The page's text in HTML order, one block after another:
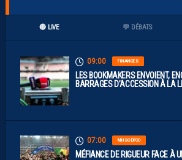
🔴 LIVE 💬 DÉBATS
09:00 FINANCES
LES BOOKMAKERS ENVOIENT,
BARRAGES D’ACCESSION À LA
07:00 MHSC-DFCO
MÉFIANCE DE RIGUEUR FACE À